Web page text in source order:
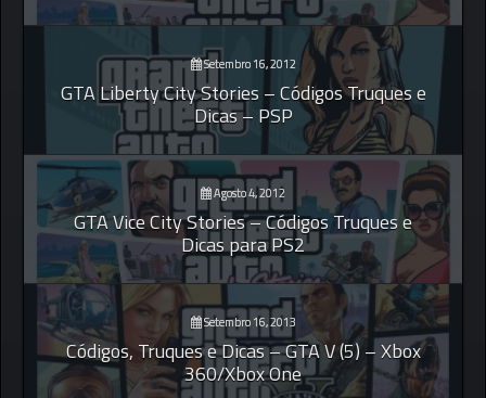
Setembro 16, 2012
GTA Liberty City Stories – Códigos Truques e
Dicas – PSP
Agosto 4, 2012
GTA Vice City Stories – Códigos Truques e
Dicas para PS2
Setembro 16, 2013
Códigos, Truques e Dicas – GTA V (5) – Xbox
360/Xbox One